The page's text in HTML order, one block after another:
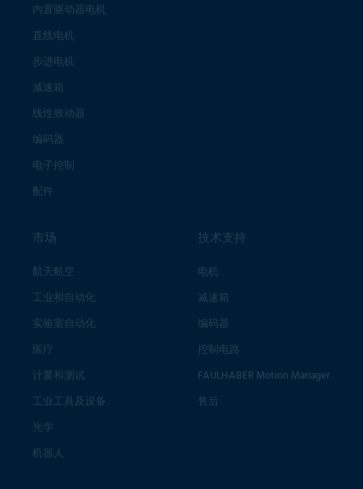
内置驱动器电机
直线电机
步进电机
减速箱
线性致动器
编码器
电子控制
配件
市场
航天航空
工业和自动化
实验室自动化
医疗
计量和测试
工业工具及设备
光学
机器人
技术支持
电机
减速箱
编码器
控制电路
FAULHABER Motion Manager
售后